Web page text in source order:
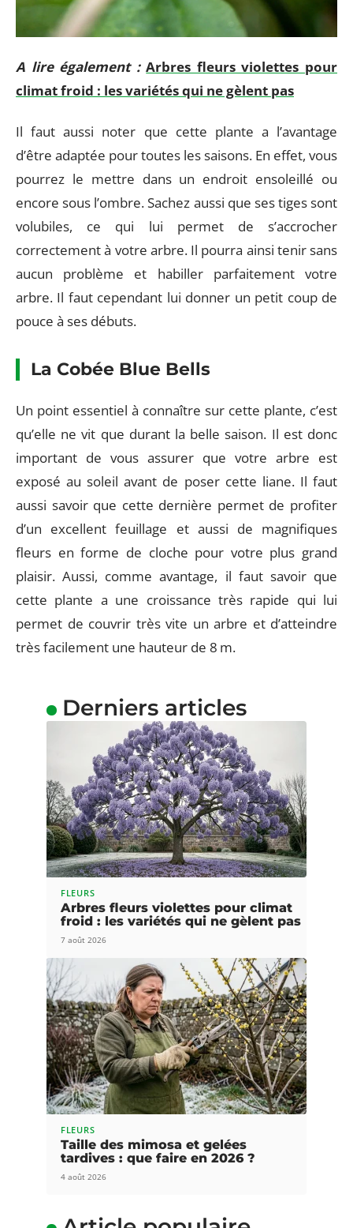
A lire également : Arbres fleurs violettes pour
climat froid : les variétés qui ne gèlent pas
Il faut aussi noter que cette plante a l’avantage
d’être adaptée pour toutes les saisons. En effet, vous
pourrez le mettre dans un endroit ensoleillé ou
encore sous l’ombre. Sachez aussi que ses tiges sont
volubiles, ce qui lui permet de s’accrocher
correctement à votre arbre. Il pourra ainsi tenir sans
aucun problème et habiller parfaitement votre
arbre. Il faut cependant lui donner un petit coup de
pouce à ses débuts.
La Cobée Blue Bells
Un point essentiel à connaître sur cette plante, c’est
qu’elle ne vit que durant la belle saison. Il est donc
important de vous assurer que votre arbre est
exposé au soleil avant de poser cette liane. Il faut
aussi savoir que cette dernière permet de profiter
d’un excellent feuillage et aussi de magnifiques
fleurs en forme de cloche pour votre plus grand
plaisir. Aussi, comme avantage, il faut savoir que
cette plante a une croissance très rapide qui lui
permet de couvrir très vite un arbre et d’atteindre
très facilement une hauteur de 8 m.
Derniers articles
FLEURS
Arbres fleurs violettes pour climat
froid : les variétés qui ne gèlent pas
7 août 2026
FLEURS
Taille des mimosa et gelées
tardives : que faire en 2026 ?
4 août 2026